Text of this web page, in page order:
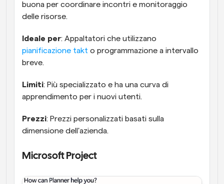
buona per coordinare incontri e monitoraggio
delle risorse.
Ideale per
pianificazione takt o programmazione a intervallo
breve.
Limiti: Più specializzato e ha una curva di
apprendimento per i nuovi utenti.
Prezzi: Prezzi personalizzati basati sulla
dimensione dell'azienda.
Microsoft Project